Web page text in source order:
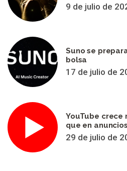
9 de julio de
Suno se
bolsa
17 de julio de
YouTube crece
que en anuncios
29 de julio de